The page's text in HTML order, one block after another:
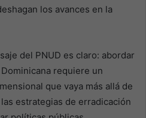
los avances en la
del PNUD es claro: abordar
requiere un
que vaya más allá de
estrategias de erradicación